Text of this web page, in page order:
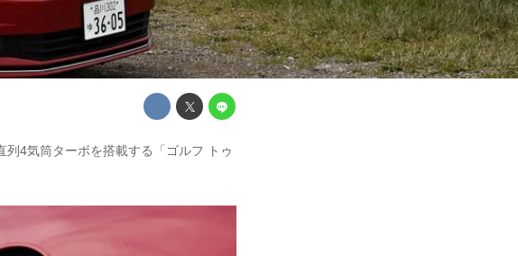
4気筒ターボを搭載する「ゴルフ トゥ